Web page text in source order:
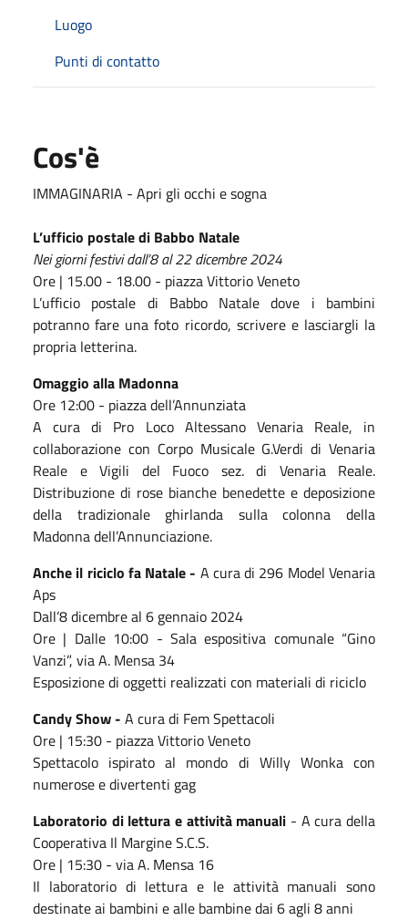
Luogo
Punti di contatto
Cos'è
IMMAGINARIA - Apri gli occhi e sogna
L’ufficio postale di Babbo Natale
Nei giorni festivi dall’8 al 22 dicembre 2024
Ore | 15.00 - 18.00 - piazza Vittorio Veneto
L’ufficio postale di Babbo Natale dove i bambini
potranno fare una foto ricordo, scrivere e lasciargli la
propria letterina.
Omaggio alla Madonna
Ore 12:00 - piazza dell’Annunziata
A cura di Pro Loco Altessano Venaria Reale, in
collaborazione con Corpo Musicale G.Verdi di Venaria
Reale e Vigili del Fuoco sez. di Venaria Reale.
Distribuzione di rose bianche benedette e deposizione
della tradizionale ghirlanda sulla colonna della
Madonna dell’Annunciazione.
Anche il riciclo fa Natale - A cura di 296 Model Venaria
Aps
Dall’8 dicembre al 6 gennaio 2024
Ore | Dalle 10:00 - Sala espositiva comunale “Gino
Vanzi”, via A. Mensa 34
Esposizione di oggetti realizzati con materiali di riciclo
Candy Show - A cura di Fem Spettacoli
Ore | 15:30 - piazza Vittorio Veneto
Spettacolo ispirato al mondo di Willy Wonka con
numerose e divertenti gag
Laboratorio di lettura e attività manuali - A cura della
Cooperativa Il Margine S.C.S.
Ore | 15:30 - via A. Mensa 16
Il laboratorio di lettura e le attività manuali sono
destinate ai bambini e alle bambine dai 6 agli 8 anni